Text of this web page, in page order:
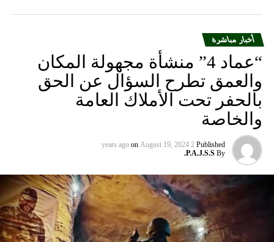
أخبار مباشرة
“عماد 4” منشأة مجهولة المكان
والعمق تطرح السؤال عن الحق
بالحفر تحت الأملاك العامة
والخاصة
Published
2 years ago
on August 19, 2024
By
P.A.J.S.S.